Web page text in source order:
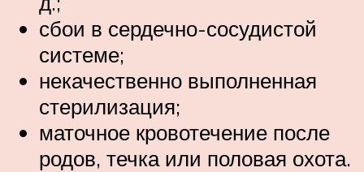
сбои в сердечно-сосудистой
системе;
некачественно выполненная
стерилизация;
маточное кровотечение после
родов, течка или половая охота.